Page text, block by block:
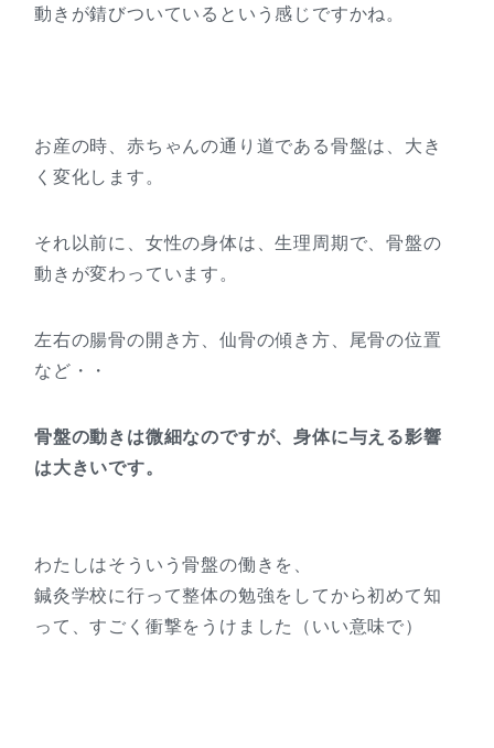
動きが錆びついているという感じですかね。
お産の時、赤ちゃんの通り道である骨盤は、大き
く変化します。
それ以前に、女性の身体は、生理周期で、骨盤の
動きが変わっています。
左右の腸骨の開き方、仙骨の傾き方、尾骨の位置
など・・
骨盤の動きは微細なのですが、身体に与える影響
は大きいです。
わたしはそういう骨盤の働きを、
鍼灸学校に行って整体の勉強をしてから初めて知
って、すごく衝撃をうけました（いい意味で）